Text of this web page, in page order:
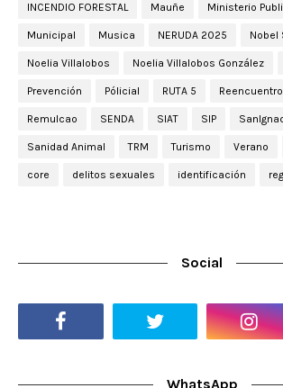
INCENDIO FORESTAL Mauñe Ministerio
Municipal Musica NERUDA 2025 Nobel
Noelia Villalobos Noelia Villalobos González
Prevención Pólicial RUTA 5 Reencuentro
Remulcao SENDA SIAT SIP
Sanidad Animal TRM Turismo Verano
core delitos sexuales identificación
Social
WhatsApp